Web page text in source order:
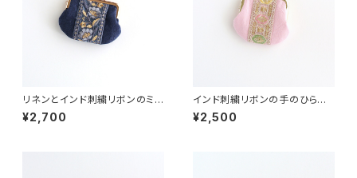
リネンとインド刺繍リボンのミニ
がま口 ネイビー
¥2,700
インド刺繍リボンの手のひらが
ま口ポーチ ピンク
¥2,500